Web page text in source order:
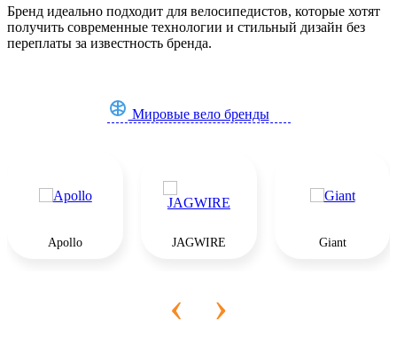
Бренд идеально подходит для велосипедистов, которые хотят
получить современные технологии и стильный дизайн без
переплаты за известность бренда.
Мировые вело бренды
Apollo JAGWIRE Giant
‹ ›